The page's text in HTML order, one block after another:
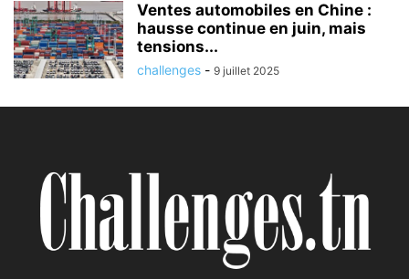
Ventes automobiles en Chine :
hausse continue en juin, mais
tensions...
challenges - 9 juillet 2025